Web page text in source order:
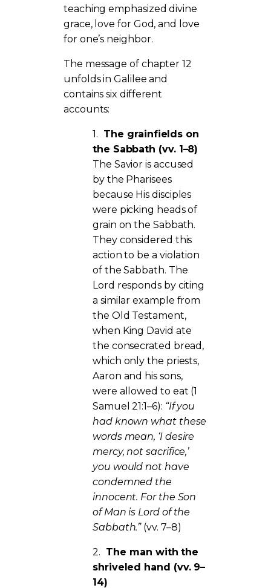
teaching emphasized divine
grace, love for God, and love
for one’s neighbor.
The message of chapter 12
unfolds in Galilee and
contains six different
accounts:
1. The grainfields on
the Sabbath (vv. 1–8)
The Savior is accused
by the Pharisees
because His disciples
were picking heads of
grain on the Sabbath.
They considered this
action to be a violation
of the Sabbath. The
Lord responds by citing
a similar example from
the Old Testament,
when King David ate
the consecrated bread,
which only the priests,
Aaron and his sons,
were allowed to eat (1
Samuel 21:1–6): “If you
had known what these
words mean, ‘I desire
mercy, not sacrifice,’
you would not have
condemned the
innocent. For the Son
of Man is Lord of the
Sabbath.”(vv. 7–8)
2. The man with the
shriveled hand (vv. 9–
14)